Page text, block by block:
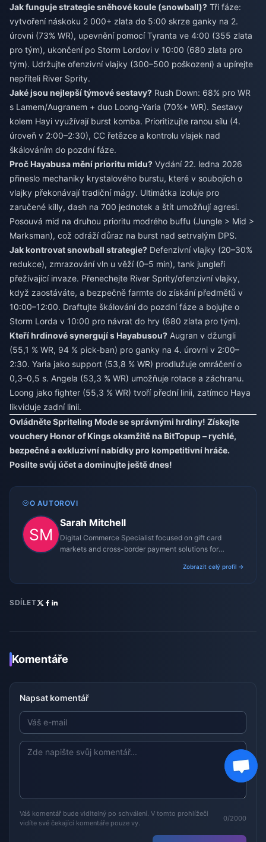
Jak funguje strategie sněhové koule (snowball)? Tři fáze:
vytvoření náskoku 2 000+ zlata do 5:00 skrze ganky na 2.
úrovni (73% WR), upevnění pomocí Tyranta ve 4:00 (355 zlata
pro tým), ukončení po Storm Lordovi v 10:00 (680 zlata pro
tým). Udržujte ofenzivní vlajky (300–500 poškození) a upírejte
nepříteli River Sprity.
Jaké jsou nejlepší týmové sestavy? Rush Down: 68% pro WR
s Lamem/Augranem + duo Loong-Yaria (70%+ WR). Sestavy
kolem Hayi využívají burst komba. Prioritizujte ranou sílu (4.
úroveň v 2:00–2:30), CC řetězce a kontrolu vlajek nad
škálováním do pozdní fáze.
Proč Hayabusa mění prioritu midu? Vydání 22. ledna 2026
přineslo mechaniky krystalového burstu, které v soubojích o
vlajky překonávají tradiční mágy. Ultimátka izoluje pro
zaručené killy, dash na 700 jednotek a štít umožňují agresi.
Posouvá mid na druhou prioritu modrého buffu (Jungle > Mid >
Marksman), což odráží důraz na burst nad setrvalým DPS.
Jak kontrovat snowball strategie? Defenzivní vlajky (20–30%
redukce), zmrazování vln u věží (0–5 min), tank jungleři
přežívající invaze. Přenechejte River Sprity/ofenzivní vlajky,
když zaostáváte, a bezpečně farmte do získání předmětů v
10:00–12:00. Draftujte škálování do pozdní fáze a bojujte o
Storm Lorda v 10:00 pro návrat do hry (680 zlata pro tým).
Kteří hrdinové synergují s Hayabusou? Augran v džungli
(55,1 % WR, 94 % pick-ban) pro ganky na 4. úrovni v 2:00–
2:30. Yaria jako support (53,8 % WR) prodlužuje omráčení o
0,3–0,5 s. Angela (53,3 % WR) umožňuje rotace a záchranu.
Loong jako fighter (55,3 % WR) tvoří přední linii, zatímco Haya
likviduje zadní linii.
Ovládněte Spriteling Mode se správnými hrdiny! Získejte
vouchery Honor of Kings okamžitě na BitTopup – rychlé,
bezpečné a exkluzivní nabídky pro kompetitivní hráče.
Posilte svůj účet a dominujte ještě dnes!
O AUTOROVI
Sarah Mitchell
Digital Commerce Specialist focused on gift card
markets and cross-border payment solutions for
Zobrazit celý profil →
SDÍLET
Komentáře
Napsat komentář
Váš komentář bude viditelný po schválení. V tomto prohlížeči
vidíte své čekající komentáře pouze vy.
0/2000